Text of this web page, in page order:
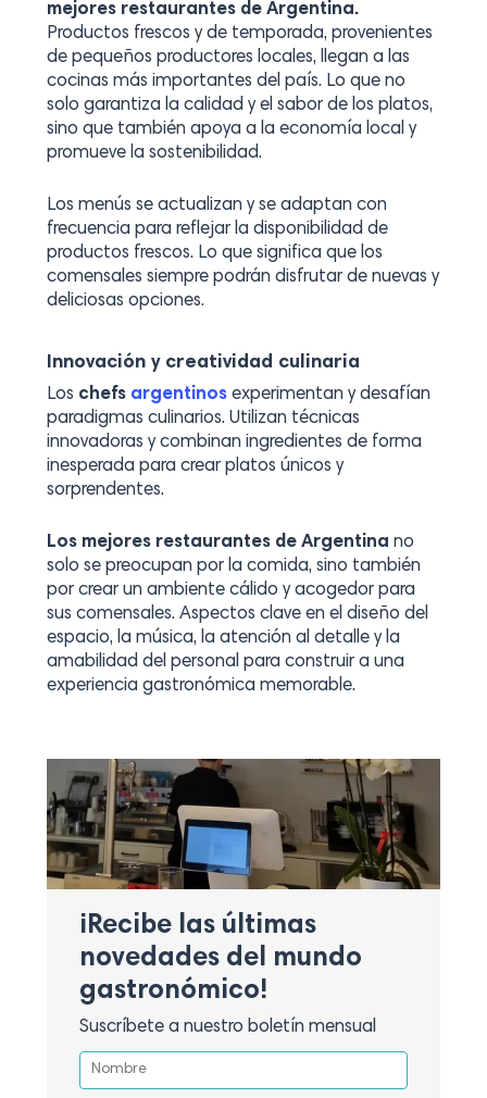
mejores restaurantes de Argentina.
Productos frescos y de temporada, provenientes
de pequeños productores locales, llegan a las
cocinas más importantes del país. Lo que no
solo garantiza la calidad y el sabor de los platos,
sino que también apoya a la economía local y
promueve la sostenibilidad.
Los menús se actualizan y se adaptan con
frecuencia para reflejar la disponibilidad de
productos frescos. Lo que significa que los
comensales siempre podrán disfrutar de nuevas y
deliciosas opciones.
Innovación y creatividad culinaria
Los chefs argentinosexperimentan y desafían
paradigmas culinarios. Utilizan técnicas
innovadoras y combinan ingredientes de forma
inesperada para crear platos únicos y
sorprendentes.
Los mejores restaurantes de Argentina no
solo se preocupan por la comida, sino también
por crear un ambiente cálido y acogedor para
sus comensales. Aspectos clave en el diseño del
espacio, la música, la atención al detalle y la
amabilidad del personal para construir a una
experiencia gastronómica memorable.
¡Recibe las últimas
novedades del mundo
gastronómico!
Suscríbete a nuestro boletín mensual